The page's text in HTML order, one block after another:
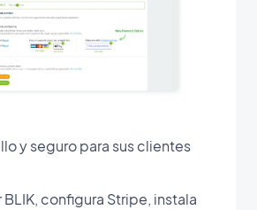
y seguro para sus clientes
BLIK, configura Stripe, instala